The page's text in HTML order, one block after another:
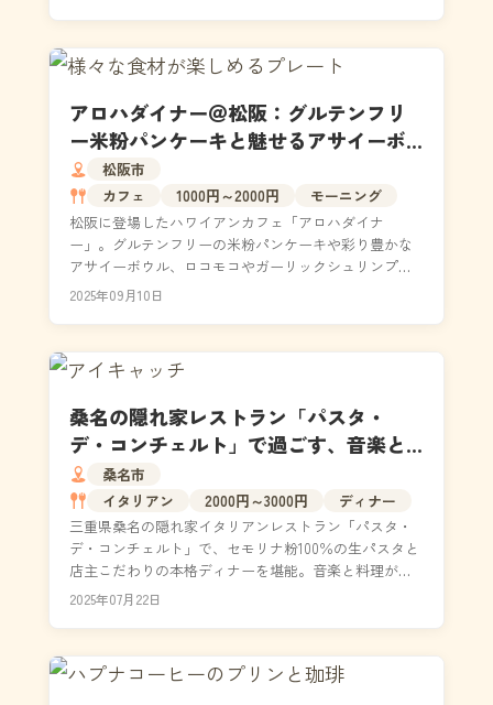
アロハダイナー＠松阪：グルテンフリ
ー米粉パンケーキと魅せるアサイーボ
ウルのハワイアンカフェ
松阪市
カフェ
1000円～2000円
モーニング
松阪に登場したハワイアンカフェ「アロハダイナ
ー」。グルテンフリーの米粉パンケーキや彩り豊かな
アサイーボウル、ロコモコやガーリックシュリンプな
ど多彩なメニューが揃い、女子会やモーニング、子連
2025年09月10日
桑名の隠れ家レストラン「パスタ・
デ・コンチェルト」で過ごす、音楽と
生パスタが奏でる極上イタリアンディ
ナー
桑名市
イタリアン
2000円～3000円
ディナー
三重県桑名の隠れ家イタリアンレストラン「パスタ・
デ・コンチェルト」で、セモリナ粉100％の生パスタと
店主こだわりの本格ディナーを堪能。音楽と料理が融
合する非日常空間で、女子会・デート・子連れにも最
2025年07月22日